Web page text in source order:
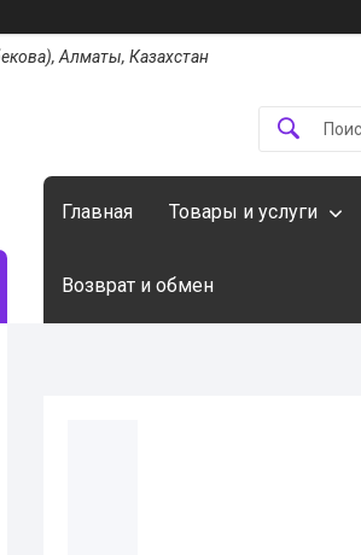
Алматы, Казахстан
Главная Товары и услуги
Возврат и обмен